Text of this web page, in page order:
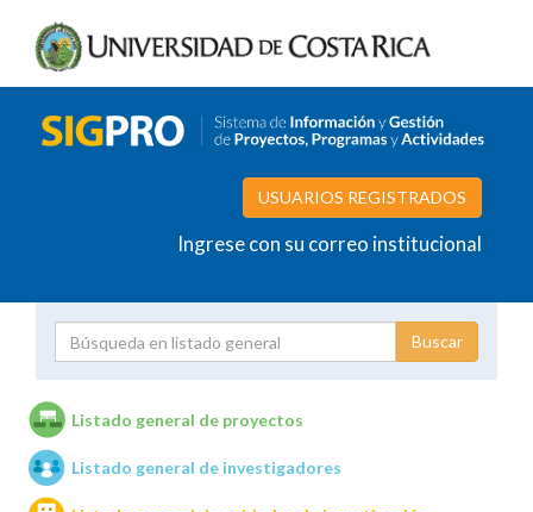
USUARIOS REGISTRADOS
Ingrese con su correo institucional
Unidades de investigación
Listado general de proyectos
Listado general de investigadores